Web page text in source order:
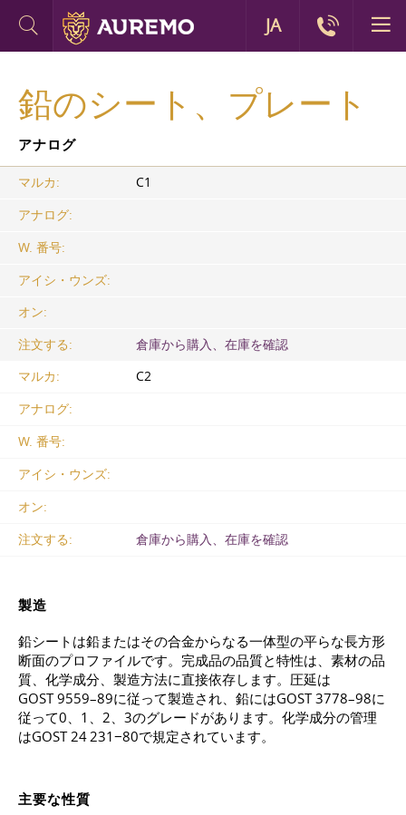
鉛のシート、プレート
アナログ
マルカ:
C1
アナログ:
W. 番号:
アイシ・ウンズ:
オン:
注文する:
倉庫から購入、在庫を確認
マルカ:
C2
アナログ:
W. 番号:
アイシ・ウンズ:
オン:
注文する:
倉庫から購入、在庫を確認
製造
鉛シートは鉛またはその合金からなる一体型の平らな長方形
断面のプロファイルです。完成品の品質と特性は、素材の品
質、化学成分、製造方法に直接依存します。圧延は
GOST 9559–89に従って製造され、鉛にはGOST 3778–98に
従って0、1、2、3のグレードがあります。化学成分の管理
はGOST 24 231−80で規定されています。
主要な性質
JA